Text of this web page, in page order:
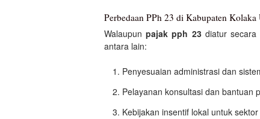
Perbedaan PPh 23 di Kabupaten
Walaupunpajak pph 23diatur secara
antara lain:
Penyesuaian administrasi dan
Pelayanan konsultasi dan bantuan
Kebijakan insentif lokal untuk